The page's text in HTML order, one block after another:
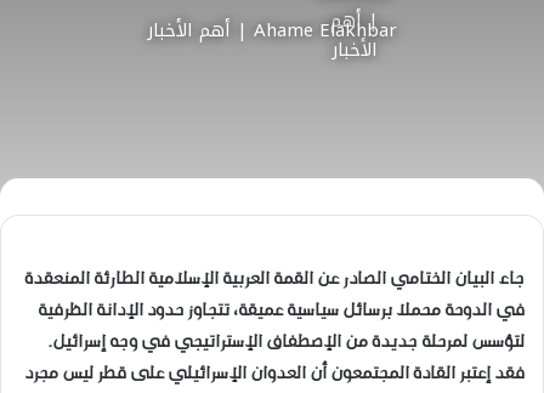
Ahame Elakhbar | أهم الأخبار
جاء البيان الختامي الصادر عن القمة العربية الإسلامية الطارئة المنعقدة
في الدوحة محملا برسائل سياسية عميقة، تتجاوز حدود الإدانة الظرفية
لتؤسس لمرحلة جديدة من الإصطفاف الإستراتيجي في وجه إسرائيل.
فقد إعتبر القادة المجتمعون أن العدوان الإسرائيلي على قطر ليس مجرد